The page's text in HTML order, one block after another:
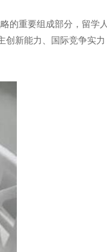
的重要组成部分，留学人
创新能力、国际竞争实力